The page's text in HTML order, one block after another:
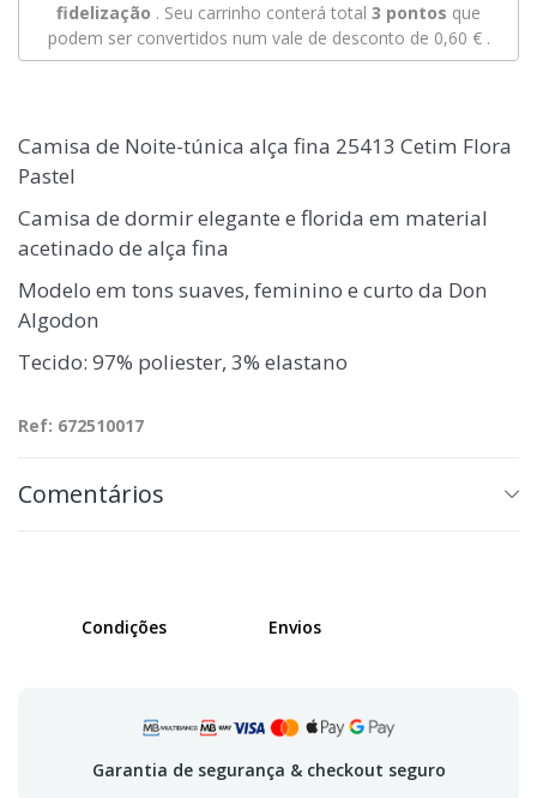
fidelização . Seu carrinho conterá total 3 pontos que
podem ser convertidos num vale de desconto de 0,60 €.
Camisa de Noite-túnica alça fina 25413 Cetim Flora
Pastel
Camisa de dormir elegante e florida em material
acetinado de alça fina
Modelo em tons suaves, feminino e curto da Don
Algodon
Tecido: 97% poliester, 3% elastano
Ref: 672510017
Comentários
Condições Envios
Garantia de segurança & checkout seguro